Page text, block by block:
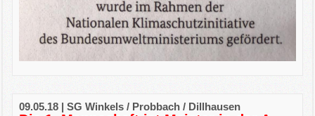
09.05.18 | SG Winkels / Probbach / Dillhausen